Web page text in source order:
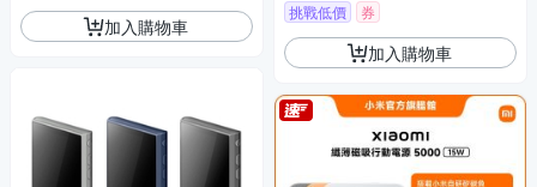
加入購物車
挑戰低價 券
加入購物車